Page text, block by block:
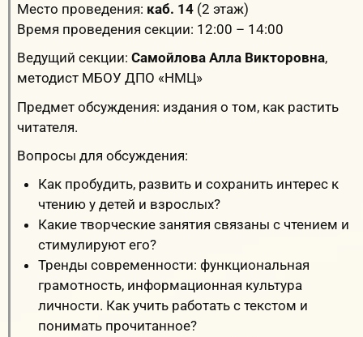
Место проведения: каб. 14 (2 этаж)
Время проведения секции: 12:00 – 14:00
Ведущий секции: Самойлова Алла Викторовна,
методист МБОУ ДПО «НМЦ»
Предмет обсуждения: издания о том, как растить
читателя.
Вопросы для обсуждения:
Как пробудить, развить и сохранить интерес к
чтению у детей и взрослых?
Какие творческие занятия связаны с чтением и
стимулируют его?
Тренды современности: функциональная
грамотность, информационная культура
личности. Как учить работать с текстом и
понимать прочитанное?